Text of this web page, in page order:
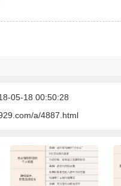
05-18 00:50:28
a/4887.html